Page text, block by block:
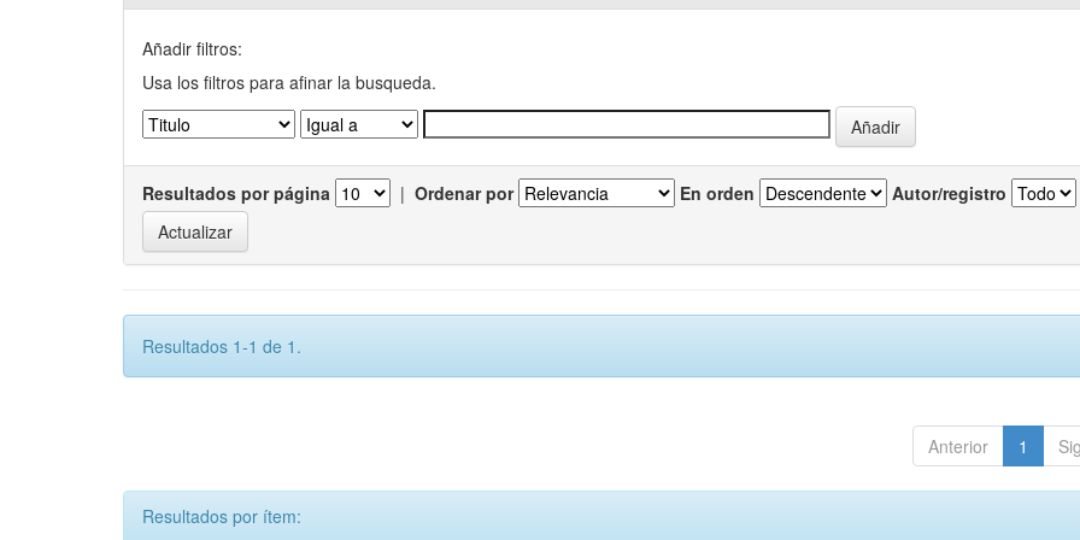
Añadir filtros:
Usa los filtros para afinar la busqueda.
Resultados por página | Ordenar por En orden Autor/registro
Resultados 1-1 de 1.
Anterior 1
Resultados por ítem: